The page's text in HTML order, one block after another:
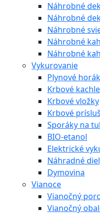
Náhrobné
Náhrobné
Náhrobné
Náhrobné
Náhrobné
Vykurovanie
Plynové
Krbové kachle
Krbové vložky
Krbové
Sporáky na
BIO-etanol
Elektrické
Náhradné
Dymovina
Vianoce
Vianočný
Vianočný